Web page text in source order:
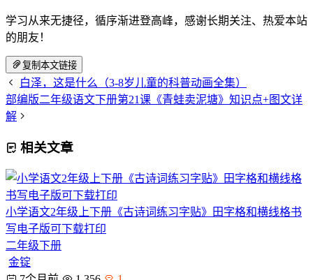
学习从来无捷径，循序渐进登高峰，感谢长期关注、热爱本站
的朋友！
复制本文链接
白泽，这是什么（3-8岁儿童的科普动画全集）
部编版二年级语文下册第21课《青蛙卖泥塘》知识点+图文详
解
相关文章
小学语文2年级上下册《古诗词练习字贴》田字格和横线格书
写电子版可下载打印
二年级下册
金锭